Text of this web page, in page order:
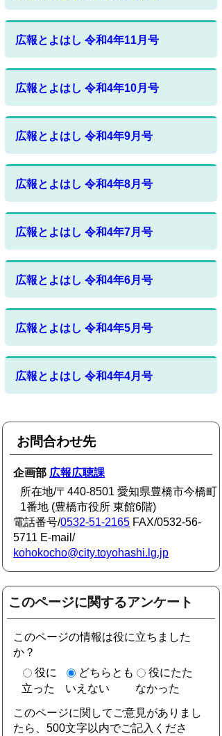
広報とよはし 令和4年11月号
広報とよはし 令和4年10月号
広報とよはし 令和4年9月号
広報とよはし 令和4年8月号
広報とよはし 令和4年7月号
広報とよはし 令和4年6月号
広報とよはし 令和4年5月号
広報とよはし 令和4年4月号
お問合わせ先
企画部 広報広聴課
所在地/〒440-8501 愛知県豊橋市今橋町
1番地 (豊橋市役所 東館6階)
電話番号/0532-51-2165 FAX/0532-56-
5711 E-mail/
kohokocho@city.toyohashi.lg.jp
このページに関するアンケート
このページの情報は役に立ちました
か？
役に
立った
どちらとも
いえない
役にたた
なかった
このページに関してご意見がありまし
たら、500文字以内でご記入くださ